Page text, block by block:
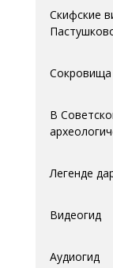
Скифские
Сокровища
В
Легенде
Видеогид
Аудиогид